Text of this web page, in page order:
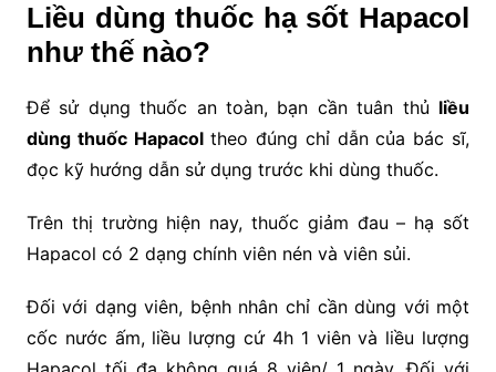
Liều dùng thuốc hạ sốt Hapacol
như thế nào?
Để sử dụng thuốc an toàn, bạn cần tuân thủ liều
dùng thuốc Hapacoltheo đúng chỉ dẫn của bác sĩ,
đọc kỹ hướng dẫn sử dụng trước khi dùng thuốc.
Trên thị trường hiện nay, thuốc giảm đau – hạ sốt
Hapacol có 2 dạng chính viên nén và viên sủi.
Đối với dạng viên, bệnh nhân chỉ cần dùng với một
cốc nước ấm, liều lượng cứ 4h 1 viên và liều lượng